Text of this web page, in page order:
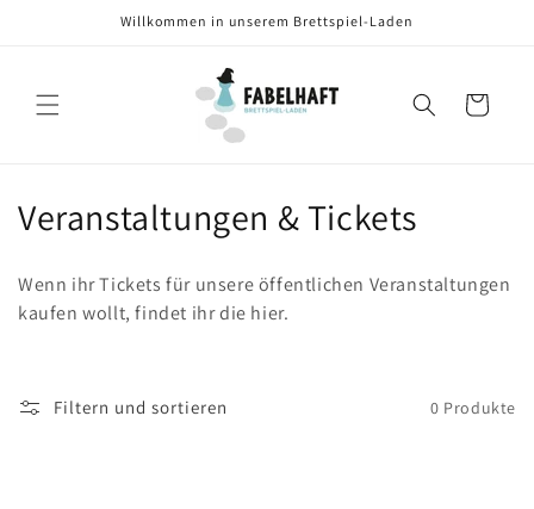
Willkommen in unserem Brettspiel-Laden
Warenkorb
K
t
g
Veranstaltungen & Tickets
Wenn ihr Tickets für unsere öffentlichen Veranstaltungen
kaufen wollt, findet ihr die hier.
Filtern und sortieren 0 Produkte